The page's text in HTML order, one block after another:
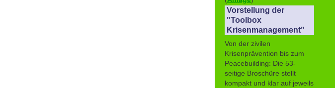
Vorstellung der
"Toolbox
Krisenmanagement"
Von der zivilen
Krisenprävention bis zum
Peacebuilding: Die 53-
seitige Broschüre stellt
kompakt und klar auf jeweils